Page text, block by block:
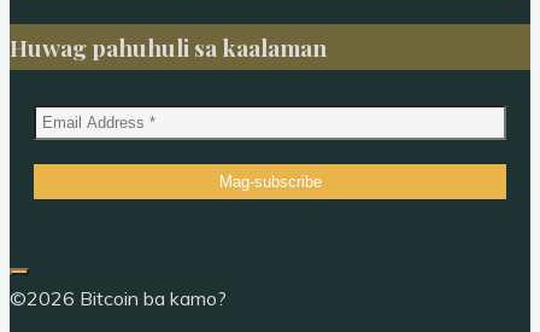
Huwag pahuhuli sa kaalaman
©2026 Bitcoin ba kamo?